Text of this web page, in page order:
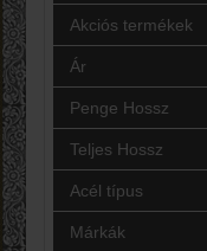
Akciós termékek
Ár
Penge Hossz
Teljes Hossz
Acél típus
Márkák